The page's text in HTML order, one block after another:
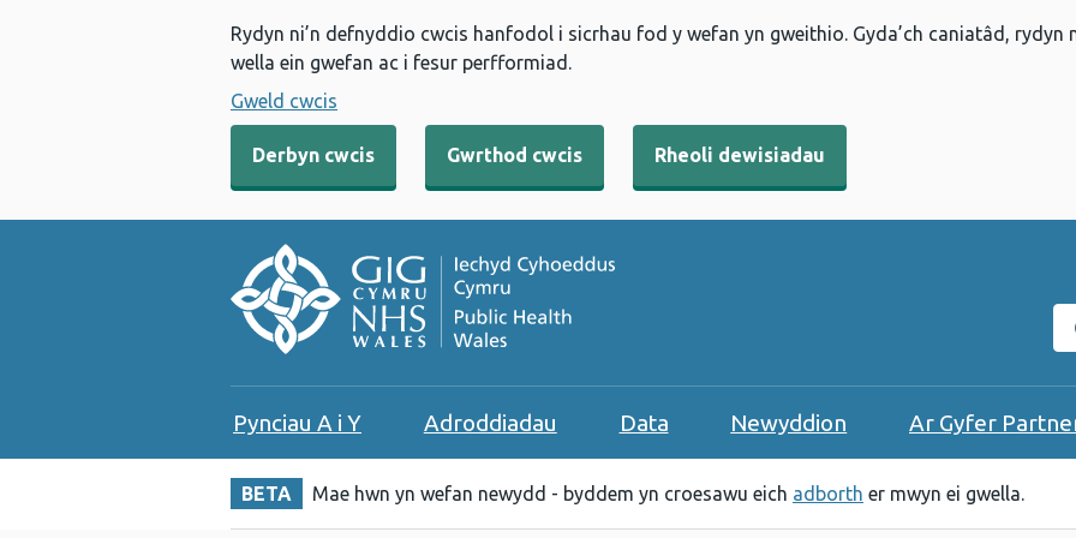
Rydyn ni’n defnyddio cwcis hanfodol i sicrhau fod y wefan yn gweithio. Gyda’ch caniatâd,
wella ein gwefan ac i fesur perfformiad.
Gweld cwcis
Derbyn cwcis Gwrthod cwcis Rheoli dewisiadau
Pynciau A i Y Adroddiadau Data Newyddion Ar Gyfer
BETA Mae hwn yn wefan newydd - byddem yn croesawu eich adborth er mwyn ei gwella.